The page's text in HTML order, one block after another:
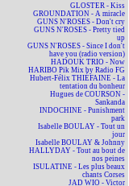
GLOSTER - Kiss
GROUNDATION - A miracle
GUNS N'ROSES - Don't cry
GUNS N'ROSES - Pretty tied
up
GUNS N'ROSES - Since I don't
have you (radio version)
HADOUK TRIO - Now
HARIBO Pik Mix by Radio FG
Hubert-Félix THIÉFAINE - La
tentation du bonheur
Hugues de COURSON -
Sankanda
INDOCHINE - Punishment
park
Isabelle BOULAY - Tout un
jour
Isabelle BOULAY & Johnny
HALLYDAY - Tout au bout de
nos peines
ISULATINE - Les plus beaux
chants Corses
JAD WIO - Victor